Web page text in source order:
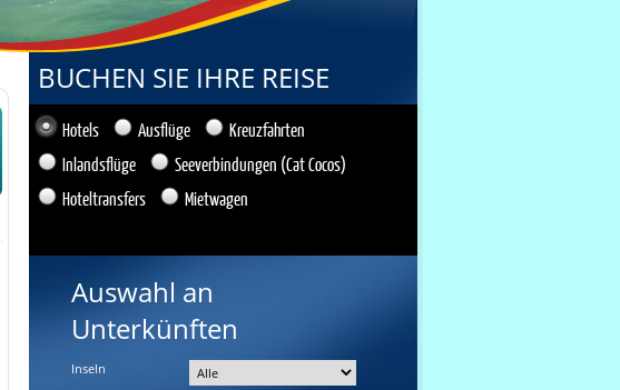
BUCHEN SIE IHRE REISE
Hotels Ausflüge
Kreuzfahrten
Inlandsflüge
Seeverbindungen (Cat Cocos)
Hoteltransfers
Mietwagen
Auswahl an
Unterkünften
Inseln